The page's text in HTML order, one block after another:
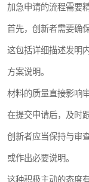
加急申请的流程需要
首先，创新者需要确
这包括详细描述发明
方案说明。
材料的质量直接影响
在提交申请后，及时
创新者应当保持与审
或作出必要说明。
这种积极主动的态度